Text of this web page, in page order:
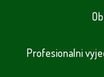
Profesionalni